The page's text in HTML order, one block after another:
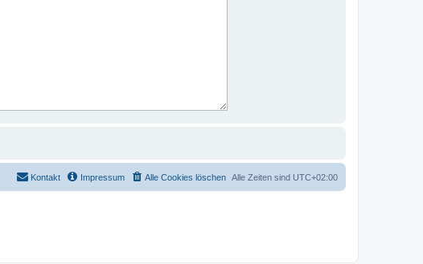
Alle Zeiten sind UTC+02:00
Alle Cookies löschen
Impressum
Kontakt